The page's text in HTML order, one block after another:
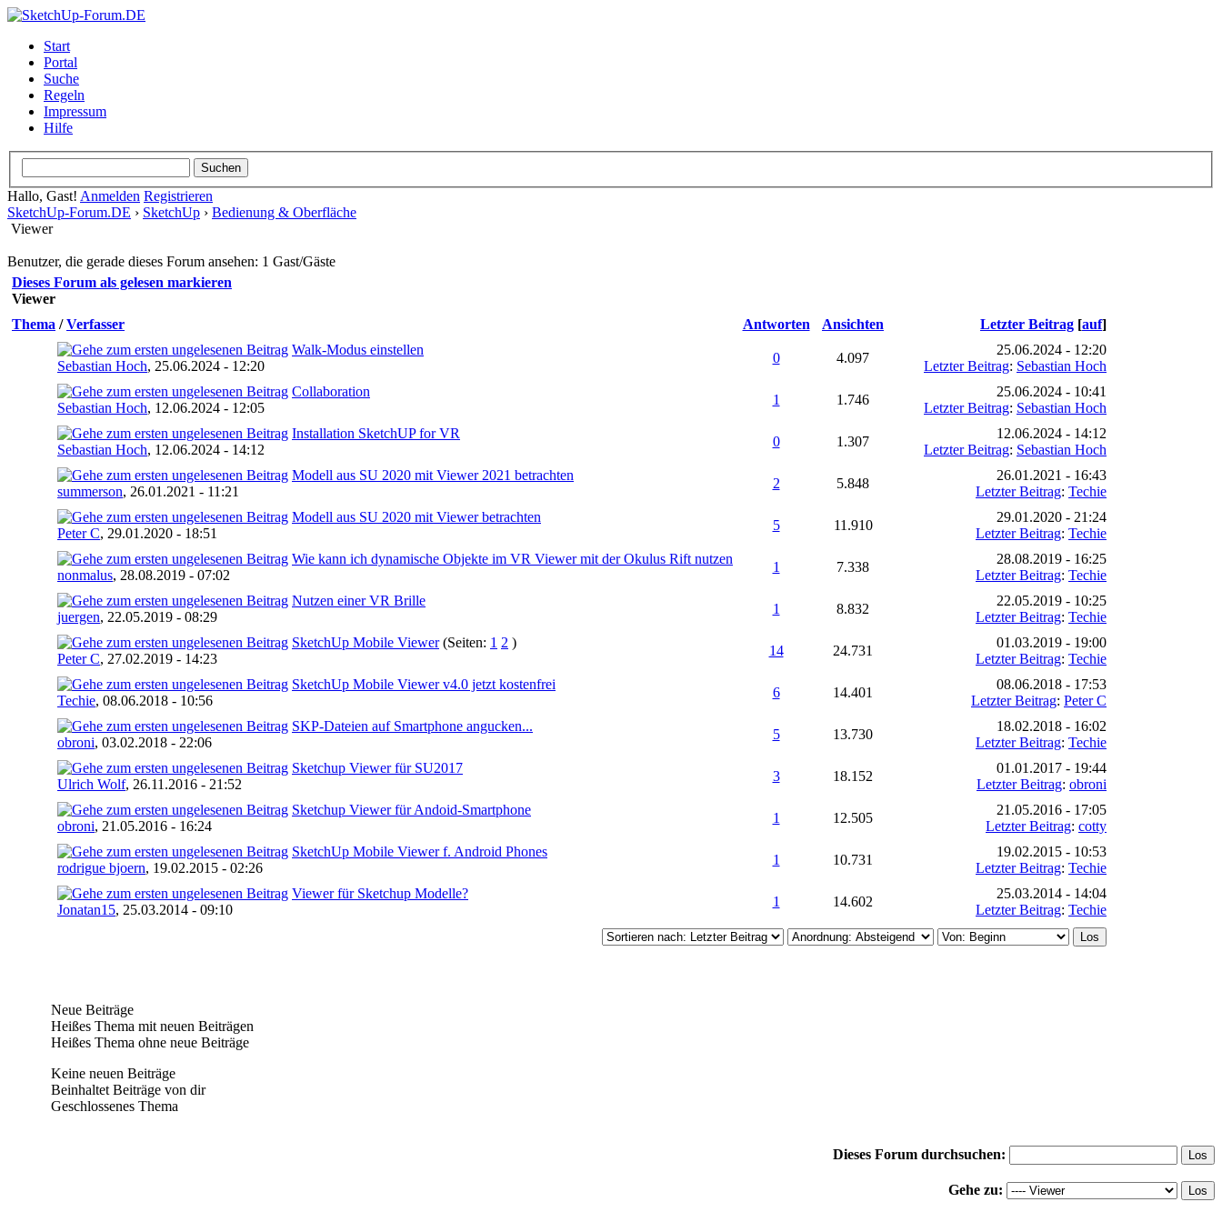
Start
Portal
Suche
Regeln
Impressum
Hilfe
Hallo, Gast! Anmelden Registrieren
SketchUp-Forum.DE › SketchUp › Bedienung & Oberfläche
Viewer
Benutzer, die gerade dieses Forum ansehen: 1 Gast/Gäste
Dieses Forum als gelesen markieren
Viewer
Thema /Verfasser Antworten Ansichten Letzter Beitrag [auf]
Walk-Modus einstellen
Sebastian Hoch, 25.06.2024 - 12:20
0 4.097
25.06.2024 - 12:20
Letzter Beitrag: Sebastian Hoch
Collaboration
Sebastian Hoch, 12.06.2024 - 12:05
1 1.746
25.06.2024 - 10:41
Letzter Beitrag: Sebastian Hoch
Installation SketchUP for VR
Sebastian Hoch, 12.06.2024 - 14:12
0 1.307
12.06.2024 - 14:12
Letzter Beitrag: Sebastian Hoch
Modell aus SU 2020 mit Viewer 2021 betrachten
summerson, 26.01.2021 - 11:21
2 5.848
26.01.2021 - 16:43
Letzter Beitrag: Techie
Modell aus SU 2020 mit Viewer betrachten
Peter C, 29.01.2020 - 18:51
5 11.910
29.01.2020 - 21:24
Letzter Beitrag: Techie
Wie kann ich dynamische Objekte im VR Viewer mit der Okulus Rift nutzen
nonmalus, 28.08.2019 - 07:02
1 7.338
28.08.2019 - 16:25
Letzter Beitrag: Techie
Nutzen einer VR Brille
juergen, 22.05.2019 - 08:29
1 8.832
22.05.2019 - 10:25
Letzter Beitrag: Techie
SketchUp Mobile Viewer (Seiten: 1 2 )
Peter C, 27.02.2019 - 14:23
14 24.731
01.03.2019 - 19:00
Letzter Beitrag: Techie
SketchUp Mobile Viewer v4.0 jetzt kostenfrei
Techie, 08.06.2018 - 10:56
6 14.401
08.06.2018 - 17:53
Letzter Beitrag: Peter C
SKP-Dateien auf Smartphone angucken...
obroni, 03.02.2018 - 22:06
5 13.730
18.02.2018 - 16:02
Letzter Beitrag: Techie
Sketchup Viewer für SU2017
Ulrich Wolf, 26.11.2016 - 21:52
3 18.152
01.01.2017 - 19:44
Letzter Beitrag: obroni
Sketchup Viewer für Andoid-Smartphone
obroni, 21.05.2016 - 16:24
1 12.505
21.05.2016 - 17:05
Letzter Beitrag: cotty
SketchUp Mobile Viewer f. Android Phones
rodrigue bjoern, 19.02.2015 - 02:26
1 10.731
19.02.2015 - 10:53
Letzter Beitrag: Techie
Viewer für Sketchup Modelle?
Jonatan15, 25.03.2014 - 09:10
1 14.602
25.03.2014 - 14:04
Letzter Beitrag: Techie
Neue Beiträge
Heißes Thema mit neuen Beiträgen
Heißes Thema ohne neue Beiträge
Keine neuen Beiträge
Beinhaltet Beiträge von dir
Geschlossenes Thema
Dieses Forum durchsuchen:
Gehe zu: